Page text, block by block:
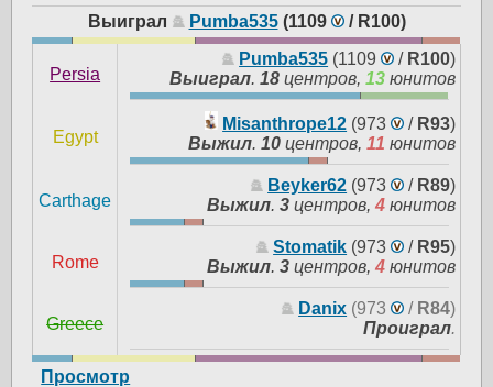
Выиграл
Pumba535 (1109 / R100)
Persia
Pumba535 (1109 / R100)
Выиграл.18 центров,13 юнитов
Egypt
Misanthrope12 (973 / R93)
Выжил.10 центров,11 юнитов
Carthage
Beyker62 (973 / R89)
Выжил.3 центров,4 юнитов
Rome
Stomatik (973 / R95)
Выжил.3 центров,4 юнитов
Greece
Danix (973 / R84)
Проиграл.
Просмотр